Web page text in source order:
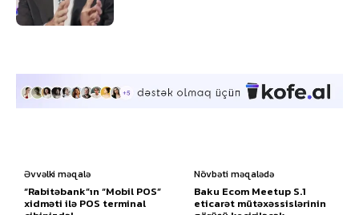
Əvvəlki məqalə
“Rabitəbank”ın “Mobil POS”
xidməti ilə POS terminal
Növbəti məqalədə
Baku Ecom Meetup S.1
eticarət mütəxəssislərinin